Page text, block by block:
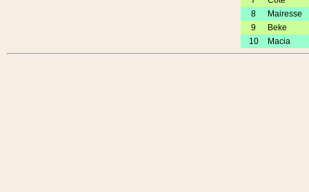
8
Mairesse
9
Beke
10
Macia